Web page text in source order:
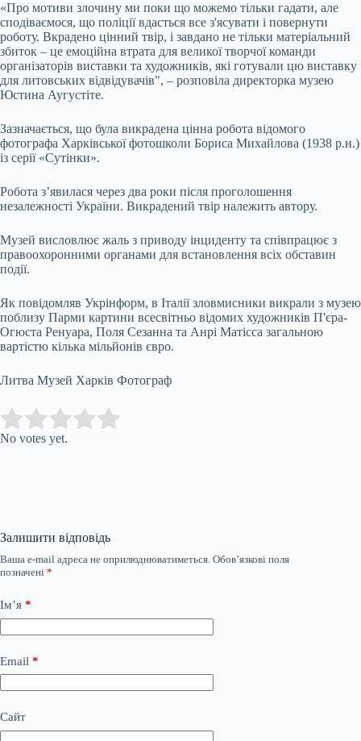
«Про мотиви злочину ми поки що можемо тільки гадати, але
сподіваємося, що поліції вдасться все з'ясувати і повернути
роботу. Вкрадено цінний твір, і завдано не тільки матеріальний
збиток – це емоційна втрата для великої творчої команди
організаторів виставки та художників, які готували цю виставку
для литовських відвідувачів", – розповіла директорка музею
Юстина Аугустіте.
Зазначається, що була викрадена цінна робота відомого
фотографа Харківської фотошколи Бориса Михайлова (1938 р.н.)
із серії «Сутінки».
Робота з’явилася через два роки після проголошення
незалежності України. Викрадений твір належить автору.
Музей висловлює жаль з приводу інциденту та співпрацює з
правоохоронними органами для встановлення всіх обставин
події.
Як повідомляв Укрінформ, в Італії зловмисники викрали з музею
поблизу Парми картини всесвітньо відомих художників П'єра-
Огюста Ренуара, Поля Сезанна та Анрі Матісса загальною
вартістю кілька мільйонів євро.
Литва Музей Харків Фотограф
Rate this item:
No votes yet.
Залишити відповідь
Ваша e-mail адреса не оприлюднюватиметься. Обов’язкові поля
позначені *
Ім’я *
Email *
Сайт